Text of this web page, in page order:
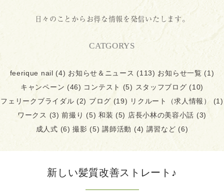
日々のことからお得な情報を発信いたします。
CATGORYS
feerique nail (4) お知らせ＆ニュース (113) お知らせ一覧 (1)
キャンペーン (46) コンテスト (5) スタッフブログ (10)
フェリークブライダル (2) ブログ (19) リクルート（求人情報）
(1)
ワークス (3) 前撮り (5) 和装 (5) 店長小林の美容小話 (3)
成人式 (6) 撮影 (5) 講師活動 (4) 講習など (6)
新しい髪質改善ストレート♪